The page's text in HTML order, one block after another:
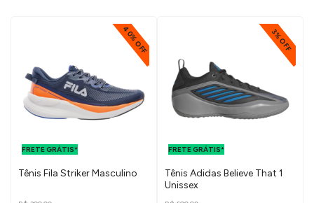
40% OFF
FRETE GRÁTIS*
Tênis Fila Striker Masculino
3% OFF
FRETE GRÁTIS*
Tênis Adidas Believe That 1
Unissex